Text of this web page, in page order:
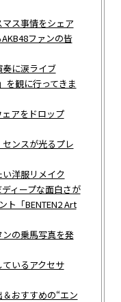
ス事情をシェア
ファンの皆
に涙ライブ
を観に行ってきま
アをドロップ
ンスが光るプレ
洋服リメイク
ィープな面白さが
ト「BENTEN2 Art
の乗馬写真を発
いるアクセサ
おすすめの“エン